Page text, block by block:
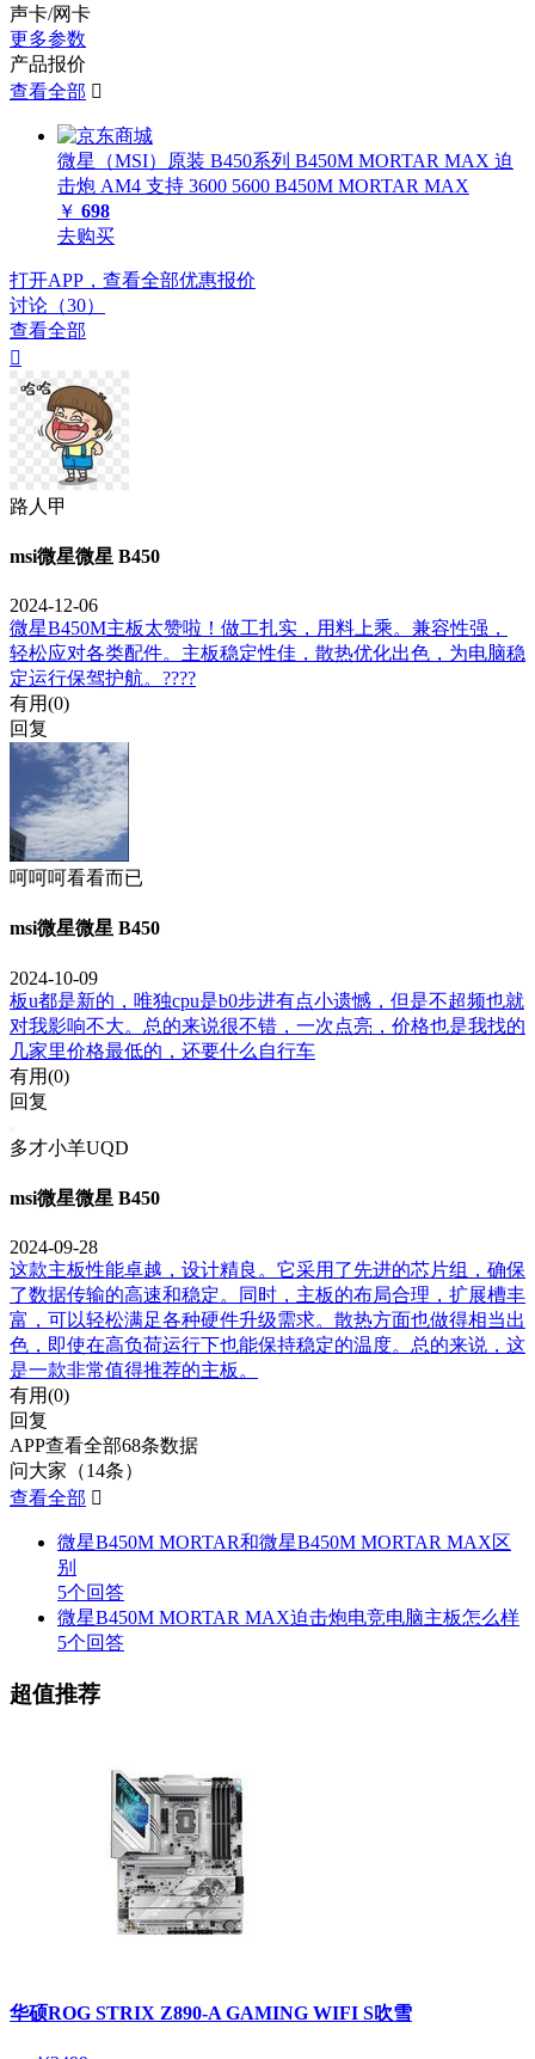
声卡/网卡
更多参数
产品报价
查看全部 
微星（MSI）原装 B450系列 B450M MORTAR MAX 迫
击炮 AM4 支持 3600 5600 B450M MORTAR MAX
￥ 698
去购买
打开APP，查看全部优惠报价
讨论（30）
查看全部

路人甲
msi微星微星 B450
2024-12-06
微星B450M主板太赞啦！做工扎实，用料上乘。兼容性强，
轻松应对各类配件。主板稳定性佳，散热优化出色，为电脑稳
定运行保驾护航。????
有用(0)
回复
呵呵呵看看而已
msi微星微星 B450
2024-10-09
板u都是新的，唯独cpu是b0步进有点小遗憾，但是不超频也就
对我影响不大。总的来说很不错，一次点亮，价格也是我找的
几家里价格最低的，还要什么自行车
有用(0)
回复
多才小羊UQD
msi微星微星 B450
2024-09-28
这款主板性能卓越，设计精良。它采用了先进的芯片组，确保
了数据传输的高速和稳定。同时，主板的布局合理，扩展槽丰
富，可以轻松满足各种硬件升级需求。散热方面也做得相当出
色，即使在高负荷运行下也能保持稳定的温度。总的来说，这
是一款非常值得推荐的主板。
有用(0)
回复
APP查看全部68条数据
问大家（14条）
查看全部 
微星B450M MORTAR和微星B450M MORTAR MAX区
别
5个回答
微星B450M MORTAR MAX迫击炮电竞电脑主板怎么样
5个回答
超值推荐
华硕ROG STRIX Z890-A GAMING WIFI S吹雪